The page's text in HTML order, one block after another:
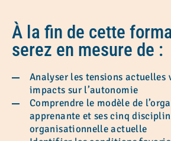
À la fin de cette
serez en mesure de :
Analyser les tensions actuelles
impacts sur l’autonomie
Comprendre le modèle de
apprenante et ses cinq
organisationnelle actuelle